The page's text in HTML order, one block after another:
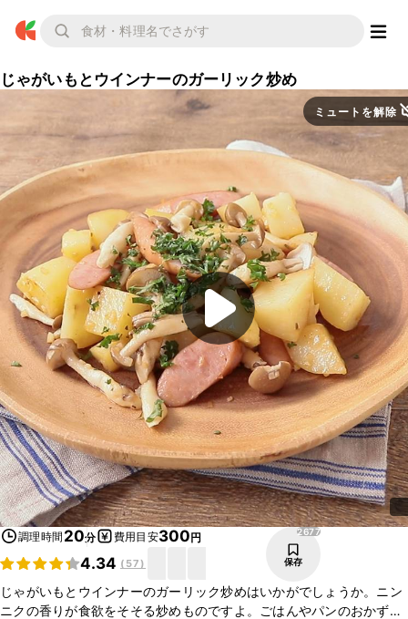
じゃがいもとウインナーのガーリック炒め
ミュートを解除
調理時間 20分 費用目安300円
4.34 ( 57)
2677
保存
じゃがいもとウインナーのガーリック炒めはいかがでしょうか。ニン
ニクの香りが食欲をそそる炒めものですよ。ごはんやパンのおかずに